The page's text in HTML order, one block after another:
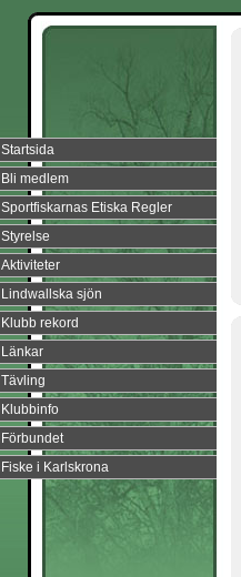
Startsida
Bli medlem
Sportfiskarnas Etiska Regler
Styrelse
Aktiviteter
Lindwallska sjön
Klubb rekord
Länkar
Tävling
Klubbinfo
Förbundet
Fiske i Karlskrona